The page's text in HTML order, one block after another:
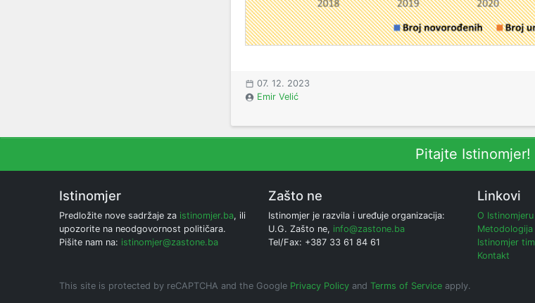
07. 12. 2023
Emir Velić
Pitajte Istinomjer!
Istinomjer
Predložite nove sadržaje za istinomjer.ba, ili
upozorite na neodgovornost političara.
Pišite nam na: istinomjer@zastone.ba
Zašto ne
Istinomjer je razvila i uređuje organizacija:
U.G. Zašto ne, info@zastone.ba
Tel/Fax: +387 33 61 84 61
Linkovi
O Istinomjeru
Metodologija
Istinomjer tim
Kontakt
This site is protected by reCAPTCHA and the Google Privacy Policy and Terms of Service apply.